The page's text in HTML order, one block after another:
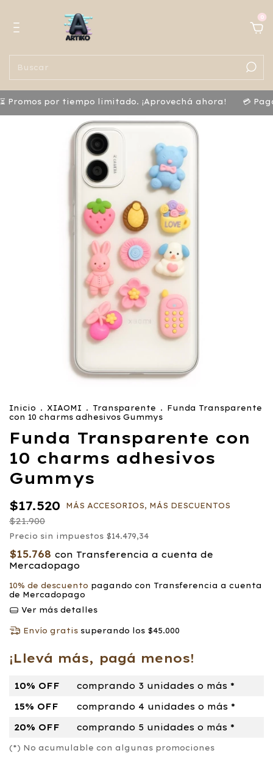
0
Promos por tiempo limitado. ¡Aprovechá ahora! 💳
Inicio . XIAOMI . Transparente . Funda Transparente
con 10 charms adhesivos Gummys
Funda Transparente con
10 charms adhesivos
Gummys
$17.520 MÁS ACCESORIOS, MÁS DESCUENTOS
$21.900
Precio sin impuestos $14.479,34
$15.768 con Transferencia a cuenta de
Mercadopago
10% de descuento pagando con Transferencia a cuenta
de Mercadopago
Ver más detalles
Envío gratis superando los $45.000
¡Llevá más, pagá menos!
10% OFF
comprando 3 unidades o más *
15% OFF
comprando 4 unidades o más *
20% OFF
comprando 5 unidades o más *
(*) No acumulable con algunas promociones